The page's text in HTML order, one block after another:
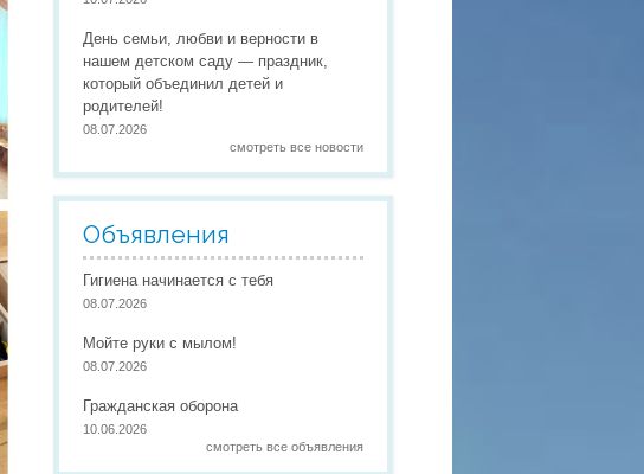
среда
услуг по присмотру и уходу
Наши работы
патриотов
День семьи, любви и верности в
нашем детском саду — праздник,
который объединил детей и
родителей!
08.07.2026
смотреть все новости
Объявления
Гигиена начинается с тебя
08.07.2026
Мойте руки с мылом!
08.07.2026
Гражданская оборона
10.06.2026
смотреть все объявления